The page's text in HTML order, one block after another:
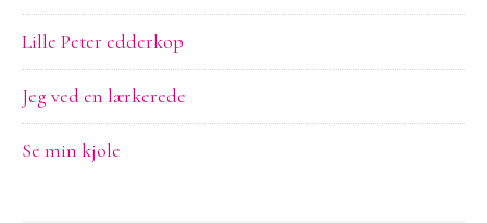
Lille Peter edderkop
Jeg ved en lærkerede
Se min kjole